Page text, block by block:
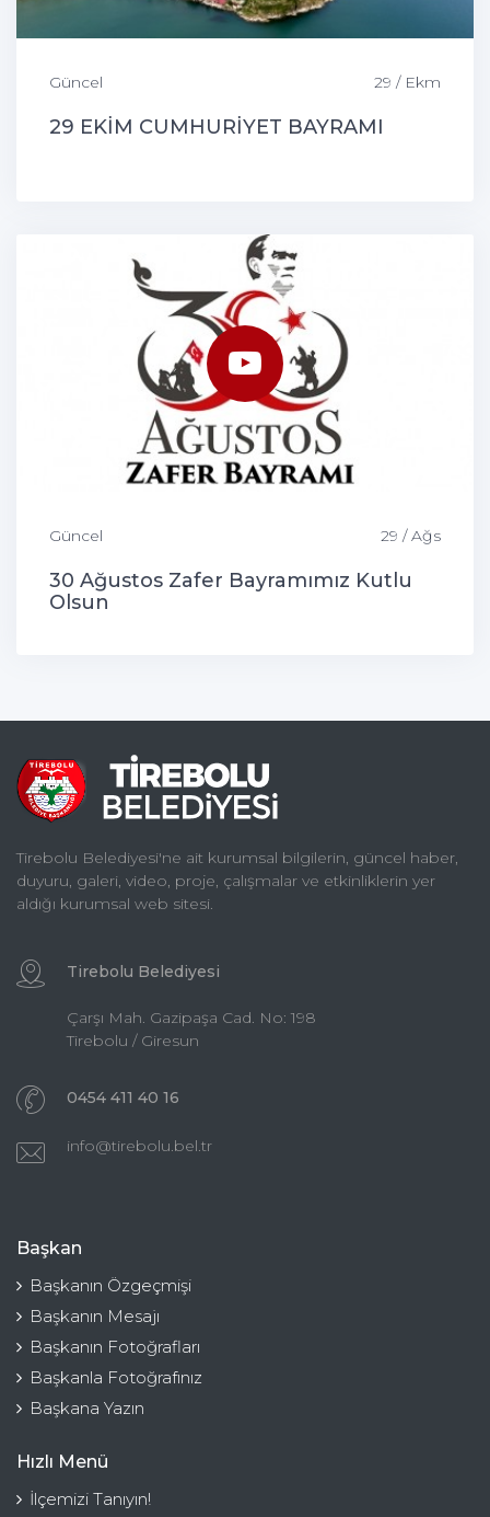
Güncel 29 / Ekm
29 EKİM CUMHURİYET BAYRAMI
Güncel 29 / Ağs
30 Ağustos Zafer Bayramımız Kutlu
Olsun
Tirebolu Belediyesi'ne ait kurumsal bilgilerin, güncel haber,
duyuru, galeri, video, proje, çalışmalar ve etkinliklerin yer
aldığı kurumsal web sitesi.
Tirebolu Belediyesi
Çarşı Mah. Gazipaşa Cad. No: 198
Tirebolu / Giresun
0454 411 40 16
info@tirebolu.bel.tr
Başkan
Başkanın Özgeçmişi
Başkanın Mesajı
Başkanın Fotoğrafları
Başkanla Fotoğrafınız
Başkana Yazın
Hızlı Menü
İlçemizi Tanıyın!